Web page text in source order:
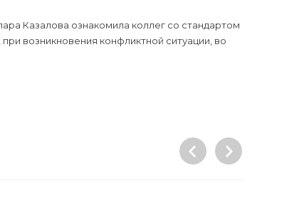
Казалова ознакомила коллег со стандартом
возникновения конфликтной ситуации, во